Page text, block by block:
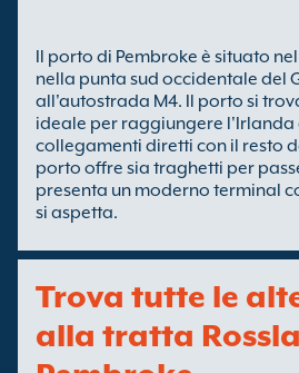
Il porto di Pembroke è situato
nella punta sud occidentale del
all'autostrada M4. Il porto si
ideale per raggiungere l'Irlanda
collegamenti diretti con il resto
porto offre sia traghetti per
presenta un moderno terminal
si aspetta.
Trova tutte le
alla tratta